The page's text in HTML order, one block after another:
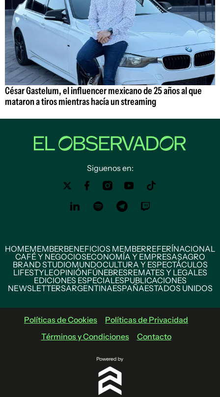
César Gastelum, el influencer mexicano de 25 años al que
mataron a tiros mientras hacía un streaming
Siguenos en:
HOMEMEMBERBENEFICIOS MEMBERREFERÍNACIONAL
CAFÉ Y NEGOCIOSECONOMÍA Y EMPRESASAGRO
BRAND STUDIOMUNDOCULTURA Y ESPECTÁCULOS
LIFESTYLEOPINIÓNFÚNEBRESREMATES Y LEGALES
EDICIONES ESPECIALESPUBLICACIONES
NEWSLETTERSARGENTINAESPAÑAESTADOS UNIDOS
Políticas de Cookies
Políticas de Privacidad
Términos y Condiciones
Contacto